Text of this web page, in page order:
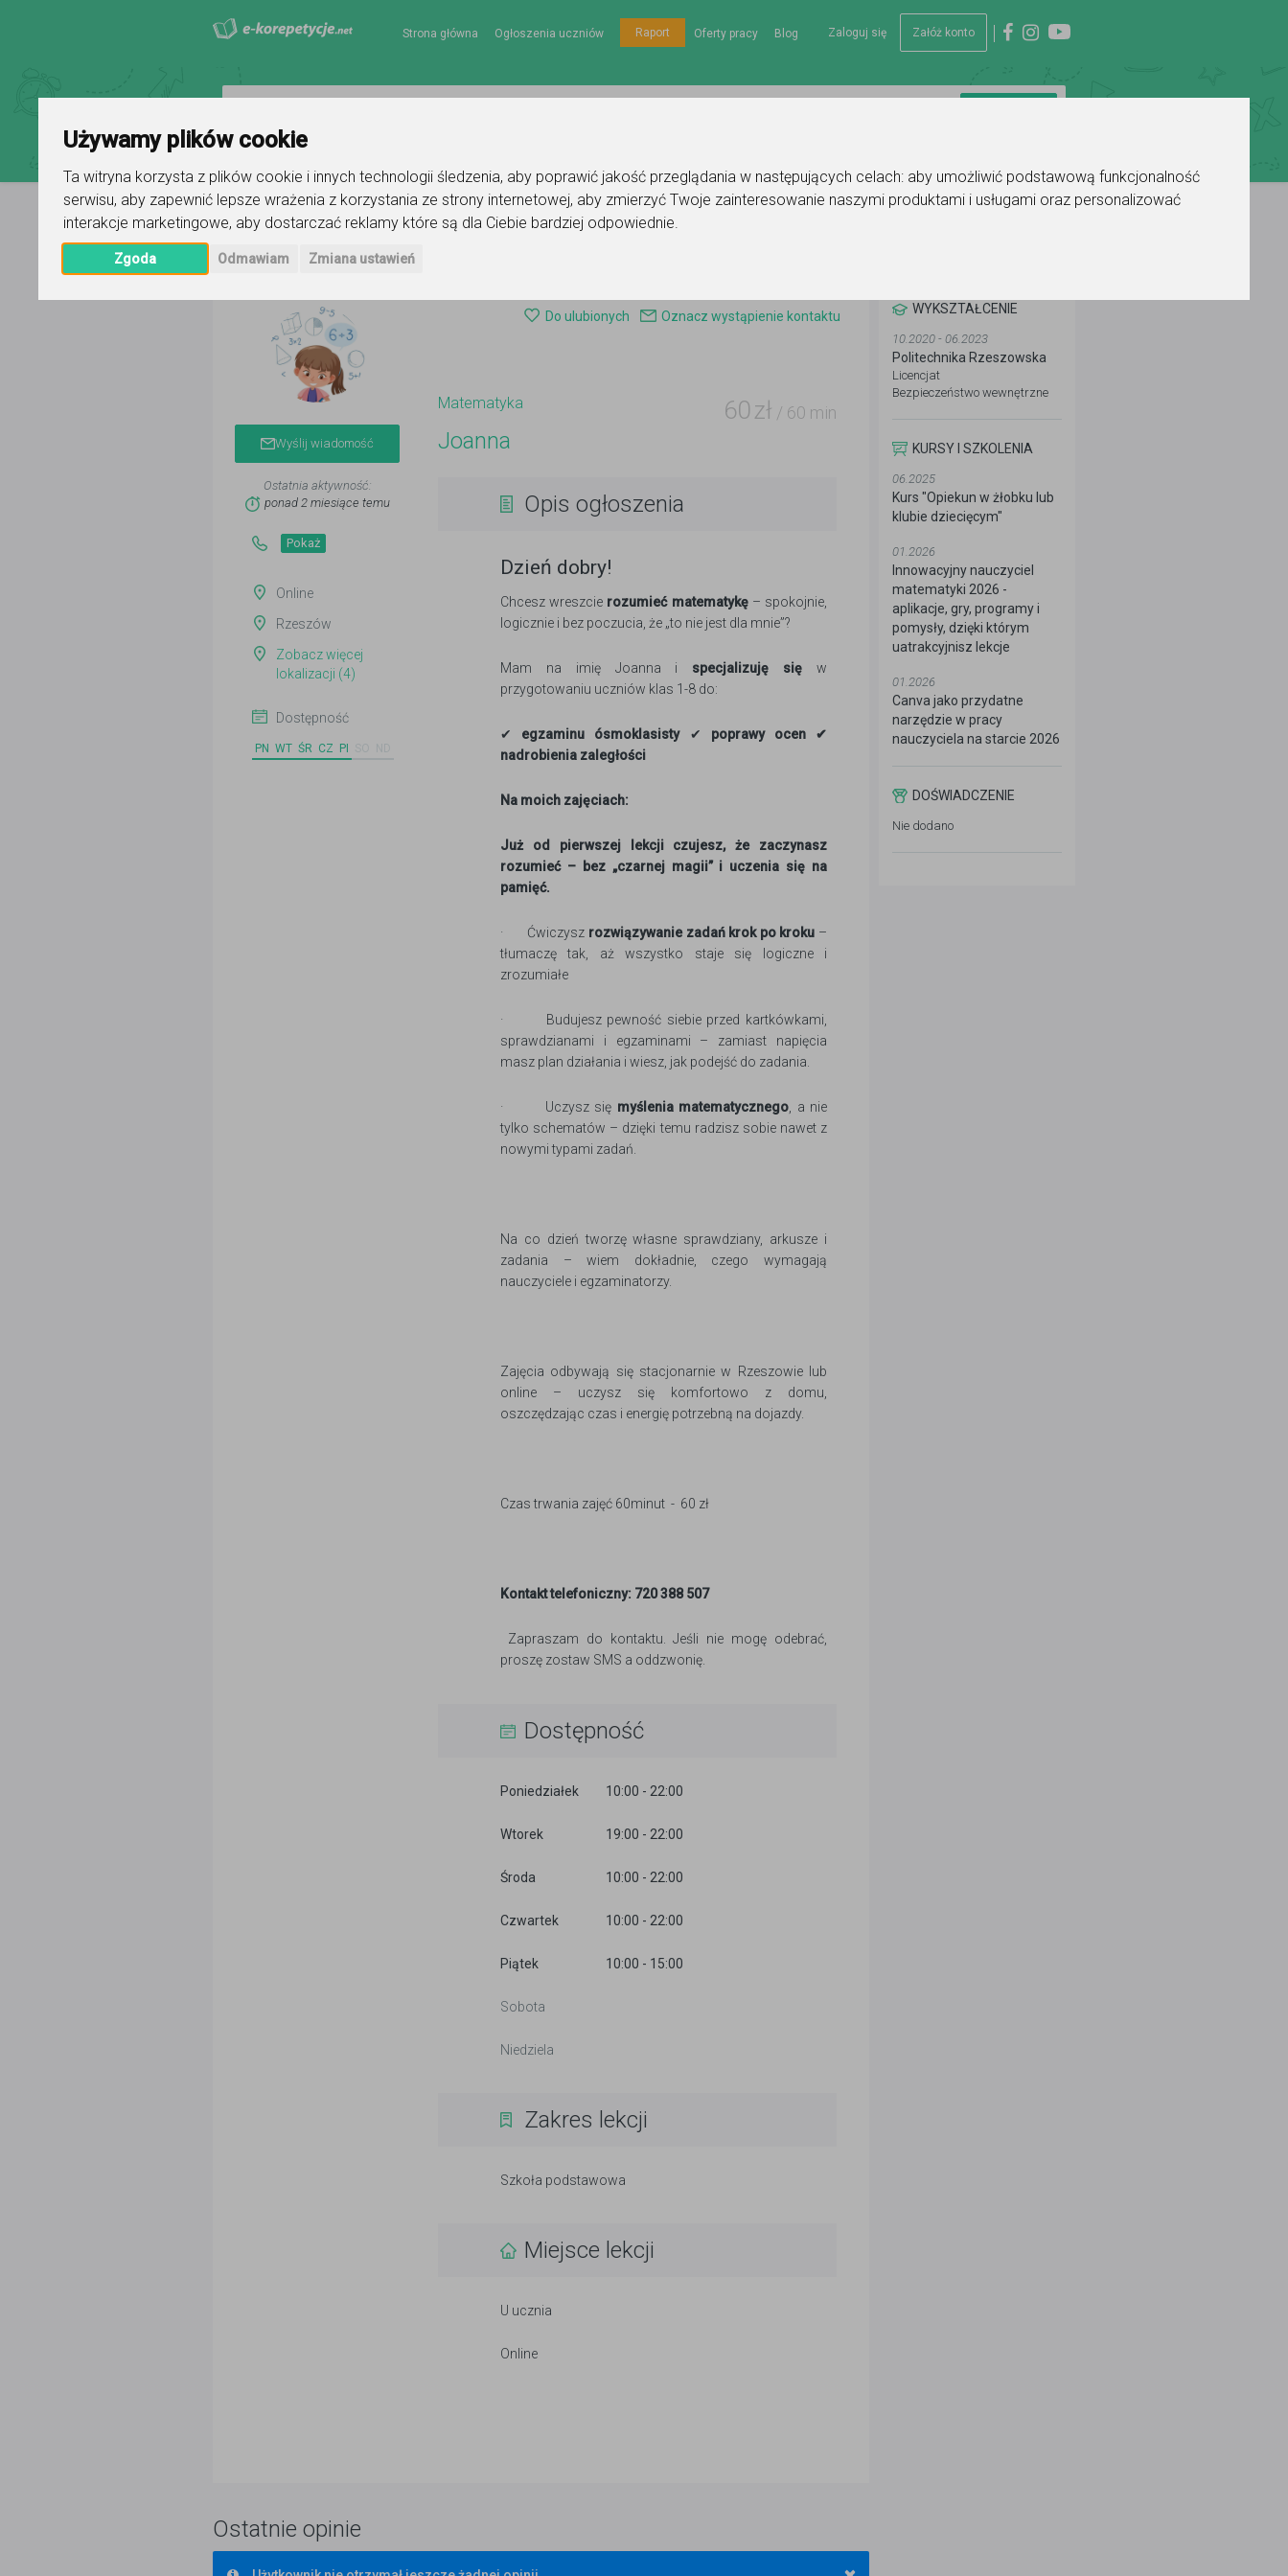
Używamy plików cookie
Ta witryna korzysta z plików cookie i innych technologii śledzenia, aby poprawić jakość przeglądania w następujących celach: aby umożliwić podstawową funkcjonalność
serwisu, aby zapewnić lepsze wrażenia z korzystania ze strony internetowej, aby zmierzyć Twoje zainteresowanie naszymi produktami i usługami oraz personalizować
interakcje marketingowe, aby dostarczać reklamy które są dla Ciebie bardziej odpowiednie
Zgoda Odmawiam Zmiana ustawień
Zaloguj się Załóż konto
Strona główna Ogłoszenia uczniów Raport Oferty pracy Blog
Do ulubionych Oznacz wystąpienie kontaktu
Wyślij wiadomość
Ostatnia aktywność:
ponad 2 miesiące temu
Pokaż
Online
Rzeszów
Zobacz więcej
lokalizacji (4)
Dostępność
PN WT ŚR CZ PI
Matematyka 60 zł / 60 min
Joanna
Opis ogłoszenia
Dzień dobry!
Chcesz wreszcie rozumieć matematykę– spokojnie,
logicznie i bez poczucia, że „to nie jest dla mnie”?
Mam na imię Joanna i specjalizuję się w
przygotowaniu uczniów klas 1-8 do:
✔ egzaminu ósmoklasisty✔ poprawy ocen
✔
nadrobienia zaległości
Na moich zajęciach:
Już od pierwszej lekcji czujesz, że zaczynasz
rozumieć – bez „czarnej magii” i uczenia się na
pamięć.
· Ćwiczysz rozwiązywanie zadań krok po kroku –
tłumaczę tak, aż wszystko staje się logiczne i
zrozumiałe
· Budujesz pewność siebie przed kartkówkami,
sprawdzianami i egzaminami – zamiast napięcia
masz plan działania i wiesz, jak podejść do zadania.
· Uczysz się myślenia matematycznego , a nie
tylko schematów – dzięki temu radzisz sobie nawet z
nowymi typami zadań.
Na co dzień tworzę własne sprawdziany, arkusze i
zadania – wiem dokładnie, czego wymagają
nauczyciele i egzaminatorzy.
Zajęcia odbywają się stacjonarnie w Rzeszowie lub
online – uczysz się komfortowo z domu,
oszczędzając czas i energię potrzebną na dojazdy.
Czas trwania zajęć 60minut - 60 zł
Kontakt telefoniczny: 720 388 507
Zapraszam do kontaktu. Jeśli nie mogę odebrać,
proszę zostaw SMS a oddzwonię.
Dostępność
Poniedziałek 10:00 - 22:00
Wtorek 19:00 - 22:00
Środa 10:00 - 22:00
Czwartek 10:00 - 22:00
Piątek 10:00 - 15:00
Sobota
Niedziela
Zakres lekcji
Szkoła podstawowa
Miejsce lekcji
U ucznia
Online
WYKSZTAŁCENIE
10.2020 - 06.2023
Politechnika Rzeszowska
Licencjat
Bezpieczeństwo wewnętrzne
KURSY I SZKOLENIA
06.2025
Kurs "Opiekun w żłobku lub
klubie dziecięcym"
01.2026
Innowacyjny nauczyciel
matematyki 2026 -
aplikacje, gry, programy i
pomysły, dzięki którym
uatrakcyjnisz lekcje
01.2026
Canva jako przydatne
narzędzie w pracy
nauczyciela na starcie 2026
DOŚWIADCZENIE
Nie dodano
Ostatnie opinie